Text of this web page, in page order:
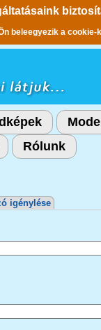
beleegyezik a cookie-
Rólunk
igénylése